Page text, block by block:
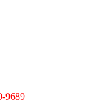
9689